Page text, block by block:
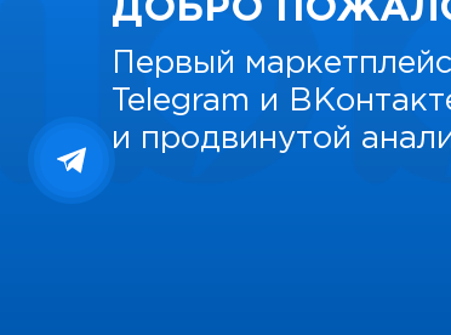
ДОБРО
Первый
Telegram и
и продвинутой